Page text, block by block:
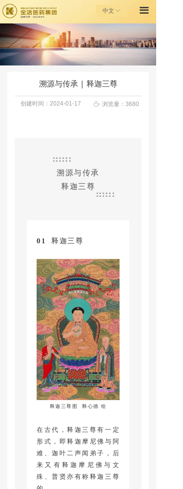
끀
首页
走进金活
金活健康之家
金活基金会
ꀅ
中文
创建时间： 2024-01-17 ꄘ 浏览量： 3680
溯源与传承
释迦三尊
01 释迦三尊
释迦三尊图 释心德 绘
在古代，释迦三尊有一定
形式，即释迦摩尼佛与阿
难、迦叶二声闻弟子，后
来又有释迦摩尼佛与文
殊、普贤亦有称释迦三尊
溯源与传承 | 释迦三尊